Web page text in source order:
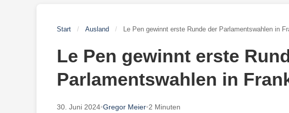
Start / Ausland / Le Pen gewinnt erste Runde der Parlamentswahlen in
Le Pen gewinnt erste
Parlamentswahlen in
30. Juni 2024•Gregor Meier•2 Minuten